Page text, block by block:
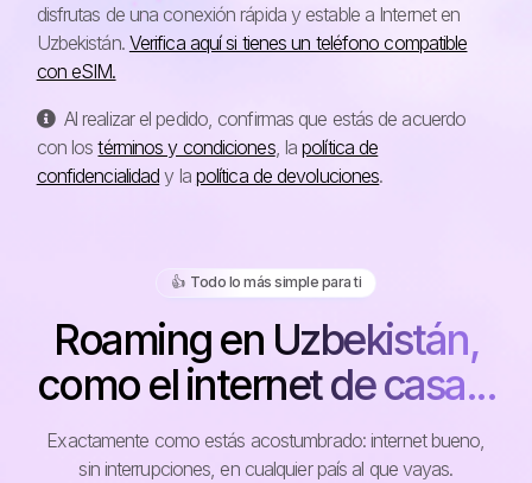
disfrutas de una conexión rápida y estable a Internet en
Uzbekistán. Verifica aquí si tienes un teléfono compatible
con eSIM.
Al realizar el pedido, confirmas que estás de acuerdo
con lostérminos y condiciones, lapolítica de
confidencialidad y la política de devoluciones.
👍️ Todo lo más simple para ti
Roaming en Uzbekistán,
como el internet de casa...
Exactamente como estás acostumbrado: internet bueno,
sin interrupciones, en cualquier país al que vayas.